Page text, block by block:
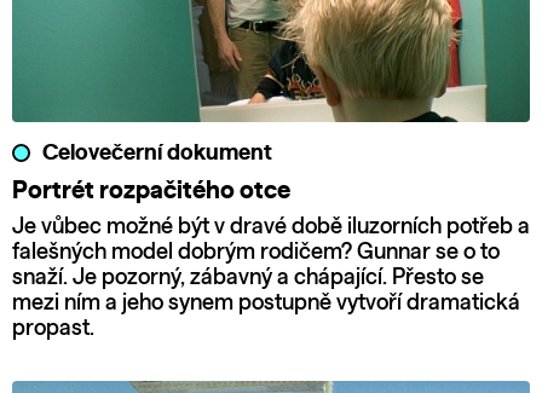
Celovečerní dokument
Portrét rozpačitého otce
Je vůbec možné být v dravé době iluzorních potřeb a
falešných model dobrým rodičem? Gunnar se o to
snaží. Je pozorný, zábavný a chápající. Přesto se
mezi ním a jeho synem postupně vytvoří dramatická
propast.